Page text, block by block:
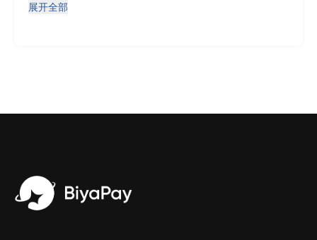
指数），你坐在看台上，只管结果。这两种方式的风
如果你刚接触理财，对经济形势、企业财报一知半
比如标普500 ETF，基本是跟着美国经济走的，长期
来看是向上的。通过定投的方式，可以平摊买入成
展开全部